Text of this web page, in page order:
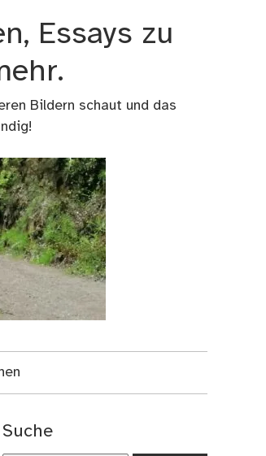
Essays zu
Bildern schaut und das
Suche